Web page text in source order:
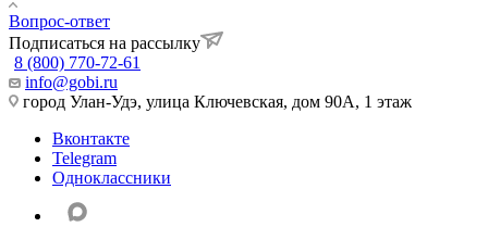
Вопрос-ответ
Подписаться на рассылку
8 (800) 770-72-61
info@gobi.ru
город Улан-Удэ, улица Ключевская, дом 90А, 1 этаж
Вконтакте
Telegram
Одноклассники